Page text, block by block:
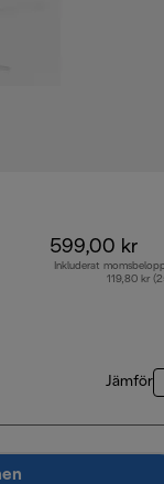
599,00 kr
Inkluderat
119,80 kr
Jämför